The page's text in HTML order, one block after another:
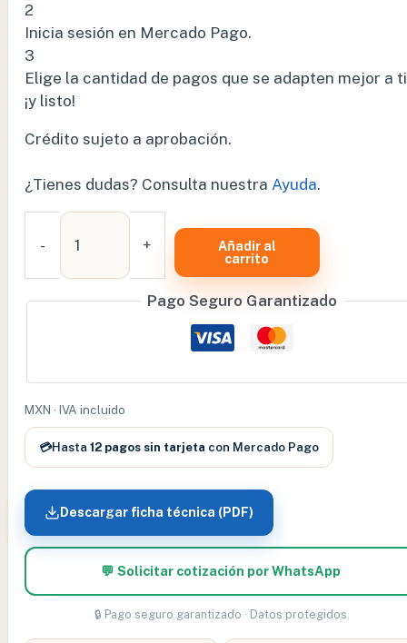
2
Inicia sesión en Mercado Pago.
3
Elige la cantidad de pagos que se adapten mejor a ti
¡y listo!
Crédito sujeto a aprobación.
¿Tienes dudas? Consulta nuestra Ayuda.
-
COLCHÓN
DE
COMPRESIÓN
5
cantidad
+
Añadir al
carrito
Pago Seguro Garantizado
MXN · IVA incluido
💳Hasta 12 pagos sin tarjeta con Mercado Pago
Descargar ficha técnica (PDF)
💬 Solicitar cotización por WhatsApp
🔒 Pago seguro garantizado · Datos protegidos